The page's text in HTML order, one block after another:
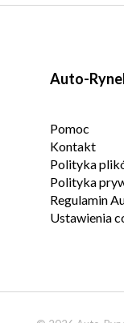
Auto-
Pomoc
Kontakt
Polityka
Polityka
Regulamin
Ustawienia